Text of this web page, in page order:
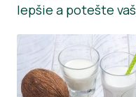
lepšie a potešte